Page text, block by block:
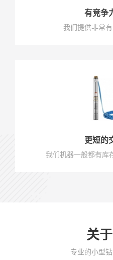
有竞争
我们提供非常
更短的
我们机器一般都有库
关
专业的小型